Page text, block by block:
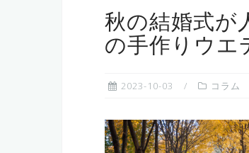
秋の結婚式が
の手作りウエ
2023-10-03 コラム